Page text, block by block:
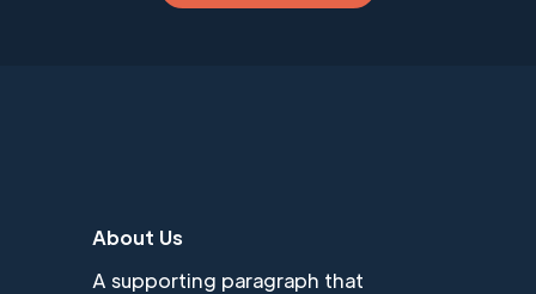
About Us
A supporting paragraph that